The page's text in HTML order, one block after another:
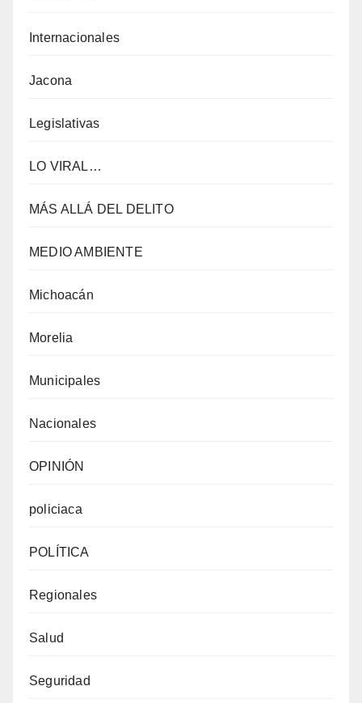
Internacionales
Jacona
Legislativas
LO VIRAL…
MÁS ALLÁ DEL DELITO
MEDIO AMBIENTE
Michoacán
Morelia
Municipales
Nacionales
OPINIÓN
policiaca
POLÍTICA
Regionales
Salud
Seguridad